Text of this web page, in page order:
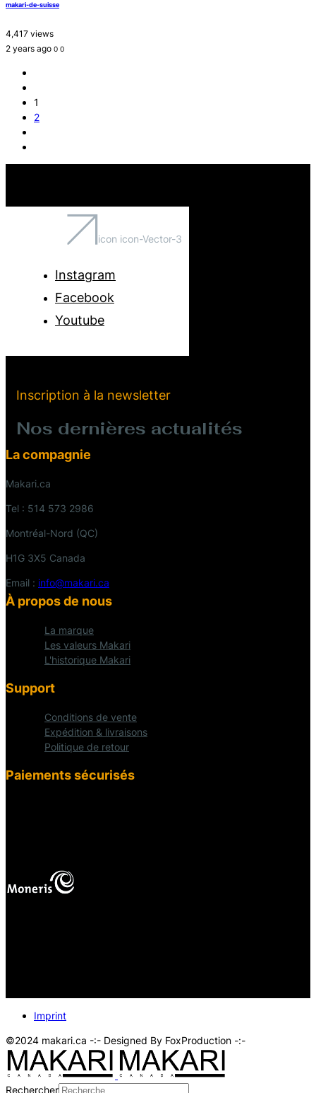
makari-de-suisse
4,417 views
2 years ago 0 0
1
2
icon icon-Vector-3
Instagram
Facebook
Youtube
Inscription à la newsletter
Nos dernières actualités
La compagnie
Makari.ca
Tel : 514 573 2986
Montréal-Nord (QC)
H1G 3X5 Canada
Email : info@makari.ca
À propos de nous
La marque
Les valeurs Makari
L'historique Makari
Support
Conditions de vente
Expédition & livraisons
Politique de retour
Paiements sécurisés
Imprint
©2024 makari.ca -:- Designed By FoxProduction -:-
Rechercher